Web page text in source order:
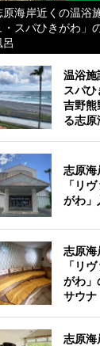
原海岸近くの温浴
・スパひきがわ」
呂
温浴施
スパ
吉野熊
る志原
志原海
「リ
がわ」
志原海
「リ
がわ」
サウナ
志原海